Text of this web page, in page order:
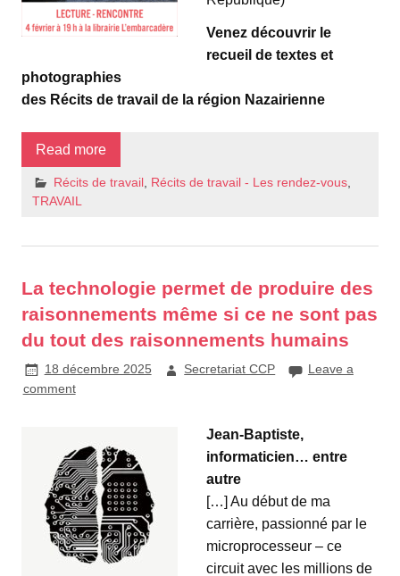
Venez découvrir le
recueil de textes et
photographies
des Récits de travail de la région Nazairienne
Read more
Récits de travail, Récits de travail - Les rendez-vous,
TRAVAIL
La technologie permet de produire des
raisonnements même si ce ne sont pas
du tout des raisonnements humains
18 décembre 2025 Secretariat CCP
Leave a
comment
Jean-Baptiste,
informaticien… entre
autre
[…] Au début de ma
carrière, passionné par le
microprocesseur – ce
circuit avec les millions de